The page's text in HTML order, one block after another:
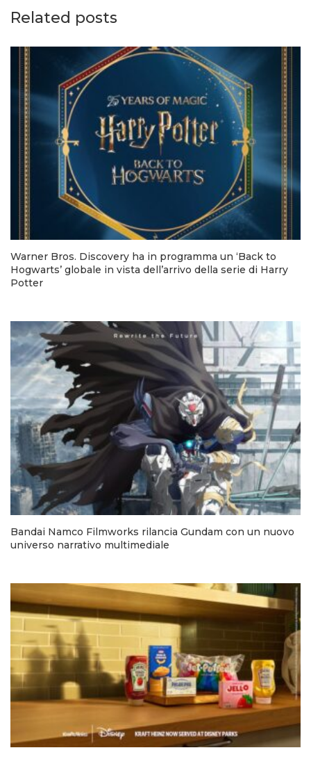
Related posts
Warner Bros. Discovery ha in programma un ‘Back to
Hogwarts’ globale in vista dell’arrivo della serie di Harry
Potter
Bandai Namco Filmworks rilancia Gundam con un nuovo
universo narrativo multimediale